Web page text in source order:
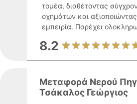
τομέα, διαθέτοντας
οχημάτων και
εμπειρία. Παρέχει
8.2
Μεταφορά Νερού
Τσάκαλος Γεώργιος